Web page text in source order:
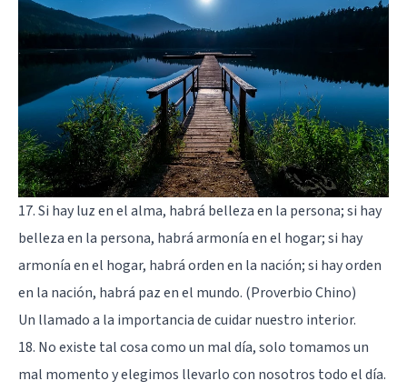
17. Si hay luz en el alma, habrá belleza en la persona; si hay
belleza en la persona, habrá armonía en el hogar; si hay
armonía en el hogar, habrá orden en la nación; si hay orden
en la nación, habrá paz en el mundo. (Proverbio Chino)
Un llamado a la importancia de cuidar nuestro interior.
18. No existe tal cosa como un mal día, solo tomamos un
mal momento y elegimos llevarlo con nosotros todo el día.